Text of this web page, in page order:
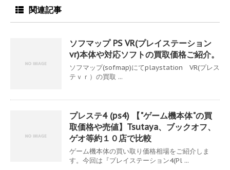
関連記事
ソフマップ PS VR(プレイステーション
vr)本体や対応ソフトの買取価格ご紹介。
ソフマップ(sofmap)にてplaystation VR(プレス
テｖｒ）の買取 ...
プレステ4 (ps4) 【"ゲーム機本体"の買
取価格や売値】Tsutaya、ブックオフ、
ゲオ等約１０店で比較
ゲーム機本体の買い取り価格相場をご紹介しま
す。今回は『プレイステーション4(Pl ...